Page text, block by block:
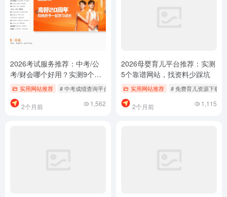
2026考试服务推荐：中考/公
考/财会哪个好用？实测9个平
台少踩坑
实用网站推荐 # 中考成绩查询平台 # 公务员考试报名入口 # 考试服务免费下载
2个月前 1,562
2026母婴育儿平台推荐：实测
5个靠谱网站，找资料少踩坑
实用网站推荐 # 免费育儿资源下载
2个月前 1,115